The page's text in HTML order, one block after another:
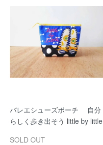
バレエシューズポーチ 自分
らしく歩き出そう little by little
SOLD OUT